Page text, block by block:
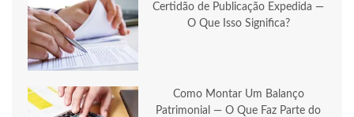
Certidão de Publicação Expedida —
O Que Isso Significa?
Como Montar Um Balanço
Patrimonial — O Que Faz Parte do